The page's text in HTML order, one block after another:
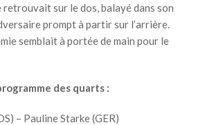
sur le dos, balayé dans son
prompt à partir sur l’arrière.
semblait à portée de main pour le
des quarts :
– Pauline Starke (GER)